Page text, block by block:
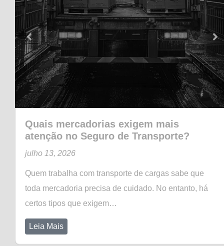
Quais mercadorias exigem mais
atenção no Seguro de Transporte?
julho 13, 2026
Quem trabalha com transporte de cargas sabe que
toda mercadoria precisa de cuidado. No entanto, há
certos tipos que exigem…
Leia Mais